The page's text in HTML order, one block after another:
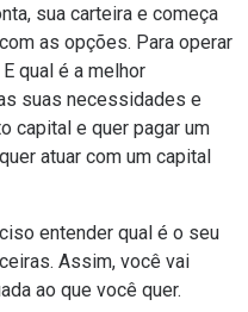
sua carteira e começa
com as opções. Para operar
E qual é a melhor
suas necessidades e
capital e quer pagar um
atuar com um capital
entender qual é o seu
Assim, você vai
ao que você quer.